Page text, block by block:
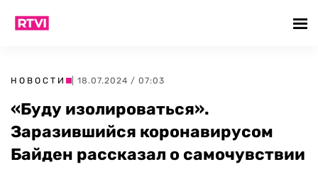
НОВОСТИ | 18.07.2024 / 07:03
«Буду изолироваться».
Заразившийся коронавирусом
Байден рассказал о самочувствии